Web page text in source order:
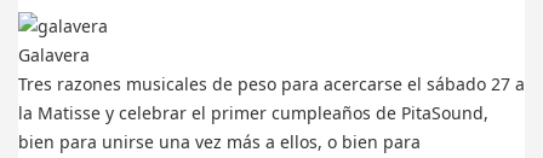
Galavera
Tres razones musicales de peso para acercarse el sábado 27 a
la Matisse y celebrar el primer cumpleaños de PitaSound,
bien para unirse una vez más a ellos, o bien para